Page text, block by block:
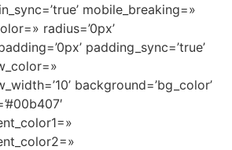
mobile_breaking=»
radius=’0px’
padding_sync=’true’
background=’bg_color’